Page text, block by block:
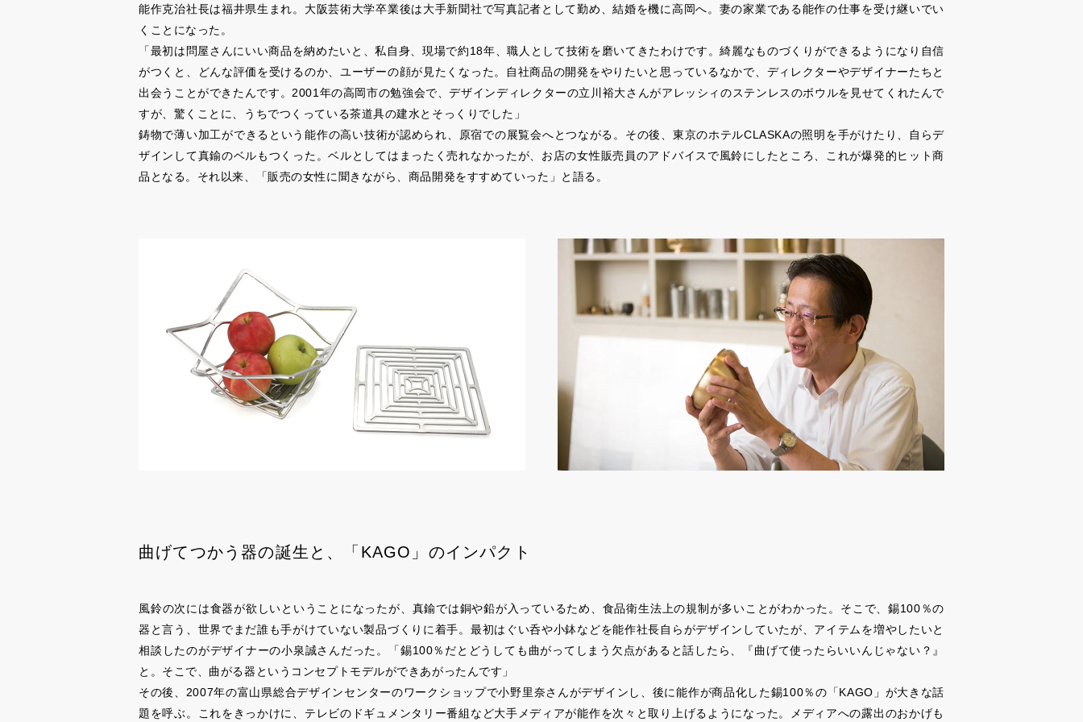
能作克治社長は福井県生まれ。大阪芸術大学卒業後は大手新聞社で写真記者として勤め、結婚を機に高岡へ。妻の家業である能作の仕事を受け継いでい
くことになった。
「最初は問屋さんにいい商品を納めたいと、私自身、現場で約18年、職人として技術を磨いてきたわけです。綺麗なものづくりができるようになり自信
がつくと、どんな評価を受けるのか、ユーザーの顔が見たくなった。自社商品の開発をやりたいと思っているなかで、ディレクターやデザイナーたちと
出会うことができたんです。2001年の高岡市の勉強会で、デザインディレクターの立川裕大さんがアレッシィのステンレスのボウルを見せてくれたんで
すが、驚くことに、うちでつくっている茶道具の建水とそっくりでした」
鋳物で薄い加工ができるという能作の高い技術が認められ、原宿での展覧会へとつながる。その後、東京のホテルCLASKAの照明を手がけたり、自らデ
ザインして真鍮のベルもつくった。ベルとしてはまったく売れなかったが、お店の女性販売員のアドバイスで風鈴にしたところ、これが爆発的ヒット商
品となる。それ以来、「販売の女性に聞きながら、商品開発をすすめていった」と語る。
曲げてつかう器の誕生と、「KAGO」のインパクト
風鈴の次には食器が欲しいということになったが、真鍮では銅や鉛が入っているため、食品衛生法上の規制が多いことがわかった。そこで、錫100％の
器と言う、世界でまだ誰も手がけていない製品づくりに着手。最初はぐい呑や小鉢などを能作社長自らがデザインしていたが、アイテムを増やしたいと
相談したのがデザイナーの小泉誠さんだった。「錫100％だとどうしても曲がってしまう欠点があると話したら、『曲げて使ったらいいんじゃない？』
と。そこで、曲がる器というコンセプトモデルができあがったんです」
その後、2007年の富山県総合デザインセンターのワークショップで小野里奈さんがデザインし、後に能作が商品化した錫100％の「KAGO」が大きな話
題を呼ぶ。これをきっかけに、テレビのドギュメンタリー番組など大手メディアが能作を次々と取り上げるようになった。メディアへの露出のおかげも